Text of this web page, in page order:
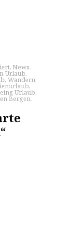
, News,
Urlaub,
, Wandern,
,
Urlaub,
Bergen,